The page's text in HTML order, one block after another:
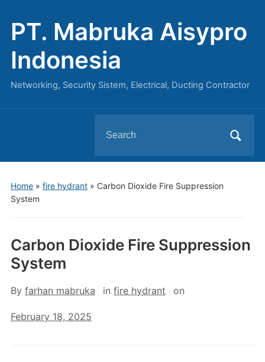
PT. Mabruka Aisypro
Indonesia
Networking, Security Sistem, Electrical, Ducting Contractor
for:
Home» fire hydrant» Carbon Dioxide Fire Suppression
System
Carbon Dioxide Fire Suppression
System
By farhan mabruka in fire hydrant on
February 18, 2025